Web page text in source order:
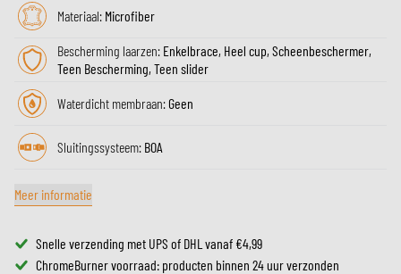
Materiaal: Microfiber
Bescherming laarzen: Enkelbrace, Heel cup, Scheenbeschermer,
Teen Bescherming, Teen slider
Waterdicht membraan:Geen
Sluitingssysteem: BOA
Meer informatie
Snelle verzending met UPS of DHL vanaf €4,99
ChromeBurner voorraad: producten binnen 24 uur verzonden